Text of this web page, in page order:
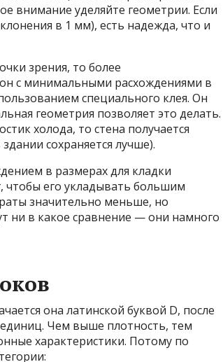
внимание уделяйте геометрии. Если
в 1 мм), есть надежда, что и
зрения, то более
с минимальными расхождениями в
специального клея. Он
геометрия позволяет это делать.
холода, то стена получается
сохраняется лучше).
в размерах для кладки
его укладывать большим
значительно меньше, но
ни в какое сравнение — они намного
она латинской буквой D, после
Чем выше плотность, тем
характеристики. Потому по